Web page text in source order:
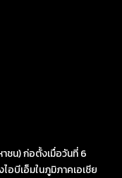
ชน) ก่อตั้งเมื่อวันที่ 6
อบีเอ็มในภูมิภาคเอเชีย